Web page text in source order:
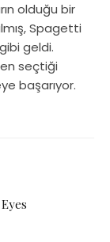
olduğu bir
Spagetti
geldi.
seçtiği
başarıyor.